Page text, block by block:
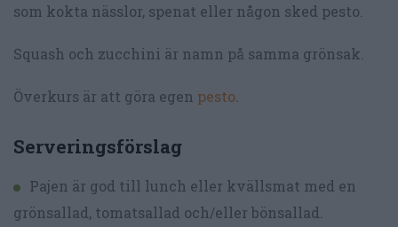
som kokta nässlor, spenat eller någon sked pesto.
Squash och zucchini är namn på samma grönsak.
Överkurs är att göra egen pesto
Serveringsförslag
Pajen är god till lunch eller kvällsmat med en
grönsallad, tomatsallad och/eller bönsallad.